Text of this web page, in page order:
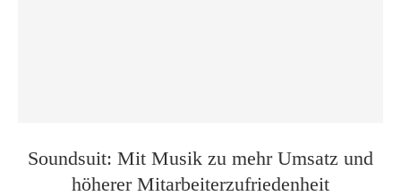
Soundsuit: Mit Musik zu mehr Umsatz und
höherer Mitarbeiterzufriedenheit